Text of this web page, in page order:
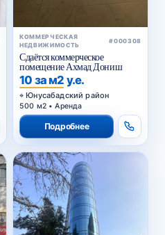
КОММЕРЧЕСКАЯ
НЕДВИЖИМОСТЬ
#000308
Сдаётся коммерческое
помещение Ахмад Дониш
10 за м2 у.е.
Юнусабадский район
500 м2 • Аренда
Подробнее